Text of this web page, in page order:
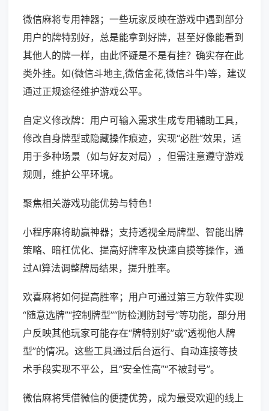
微信麻将专用神器；一些玩家反映在游戏中遇到部分
用户的牌特别好，总是能拿到好牌，甚至好像能看到
其他人的牌一样，由此怀疑是不是有挂？确实存在此
类外挂。如(微信斗地主,微信金花,微信斗牛)等，建议
通过正规途径维护游戏公平。
自定义修改牌：用户可输入需求生成专用辅助工具，
修改自身牌型或隐藏操作痕迹，实现“必胜”效果，适
用于多种场景（如与好友对局），但需注意遵守游戏
规则，维护公平环境。
聚焦相关游戏功能优势与特色！
小程序麻将助赢神器；支持透视全局牌型、智能出牌
策略、暗杠优化、提高好牌率及快速自摸等操作，通
过AI算法调整牌局结果，提升胜率。
欢喜麻将如何提高胜率；用户可通过第三方软件实现
“随意选牌”“控制牌型”“防检测防封号”等功能，部分用
户反映其他玩家可能存在“牌特别好”或“透视他人牌
型”的情况。这些工具通过后台运行、自动连接等技
术手段实现不平公，且“安全性高”“不被封号”。
微信麻将凭借微信的便捷优势，成为最受欢迎的线上